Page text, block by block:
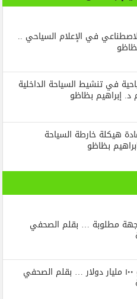
في الإعلام السياحي ..
في تنشيط السياحة الداخلية
د. إبراهيم بظاظو
هيكلة خارطة السياحة
بظاظو
مطلوبة … بقلم الصحفي
١٠٠ مليون سائح و ١٠٠ مليار دولار … بقلم الصحفي